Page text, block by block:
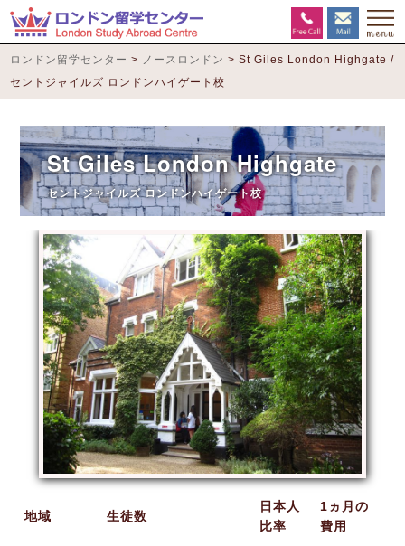
ロンドン留学センター > ノースロンドン >St Giles London Highgate /
セントジャイルズ ロンドンハイゲート校
St Giles London Highgate
セントジャイルズ ロンドンハイゲート校
地域 生徒数
日本人
比率
1ヵ月の
費用